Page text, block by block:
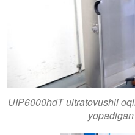
UIP6000hdT ultratovushli